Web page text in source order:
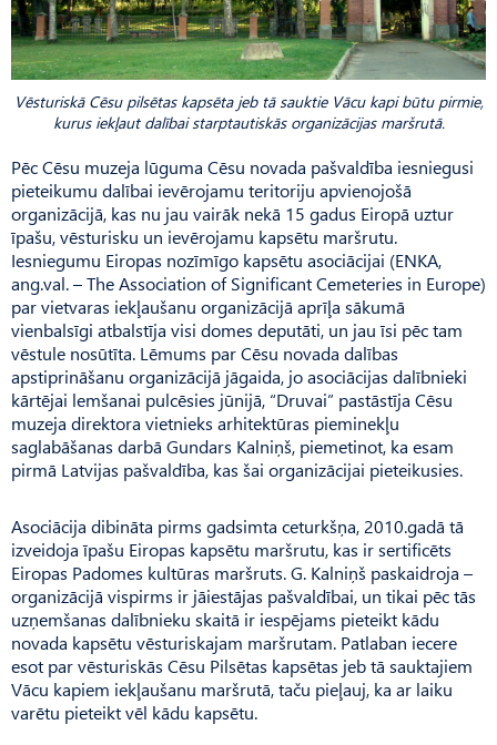
Vēsturiskā Cēsu pilsētas kapsēta jeb tā sauktie Vācu kapi būtu pirmie,
kurus iekļaut dalībai starptautiskās organizācijas maršrutā.
Pēc Cēsu muzeja lūguma Cēsu novada pašvaldība iesniegusi
pieteikumu dalībai ievērojamu teritoriju apvienojošā
organizācijā, kas nu jau vairāk nekā 15 gadus Eiropā uztur
īpašu, vēsturisku un ievērojamu kapsētu maršrutu.
Iesniegumu Eiropas nozīmīgo kapsētu asociācijai (ENKA,
ang.val. – The Association of Significant Cemeteries in Europe)
par vietvaras iekļaušanu organizācijā aprīļa sākumā
vienbalsīgi atbalstīja visi domes deputāti, un jau īsi pēc tam
vēstule nosūtīta. Lēmums par Cēsu novada dalības
apstiprināšanu organizācijā jāgaida, jo asociācijas dalībnieki
kārtējai lemšanai pulcēsies jūnijā, “Druvai” pastāstīja Cēsu
muzeja direktora vietnieks arhitektūras pieminekļu
saglabāšanas darbā Gundars Kalniņš, piemetinot, ka esam
pirmā Latvijas pašvaldība, kas šai organizācijai pieteikusies.
Asociācija dibināta pirms gadsimta ceturkšņa, 2010.gadā tā
izveidoja īpašu Eiropas kapsētu maršrutu, kas ir sertificēts
Eiropas Padomes kultūras maršruts. G. Kalniņš paskaidroja –
organizācijā vispirms ir jāiestājas pašvaldībai, un tikai pēc tās
uzņemšanas dalībnieku skaitā ir iespējams pieteikt kādu
novada kapsētu vēsturiskajam maršrutam. Patlaban iecere
esot par vēsturiskās Cēsu Pilsētas kapsētas jeb tā sauktajiem
Vācu kapiem iekļaušanu maršrutā, taču pieļauj, ka ar laiku
varētu pieteikt vēl kādu kapsētu.